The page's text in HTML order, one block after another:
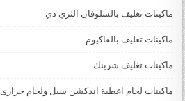
ماكينات تغليف بالسلوفان الثري دي
ماكينات تغليف بالفاكيوم
ماكينات تغليف شرينك
ماكينات لحام اغطية اندكشن سيل ولحام حرارى